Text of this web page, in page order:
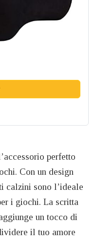
perfetto
Con un design
calzini sono l’ideale
i giochi. La scritta
un tocco di
il tuo amore